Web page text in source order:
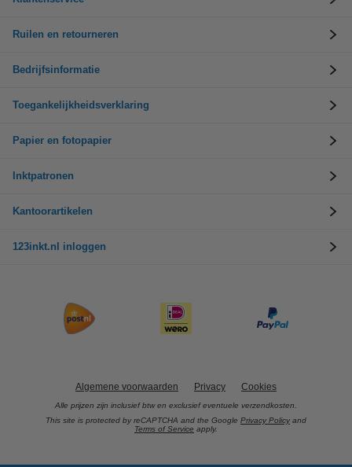
Ruilen en retourneren
Bedrijfsinformatie
Toegankelijkheidsverklaring
Papier en fotopapier
Inktpatronen
Kantoorartikelen
123inkt.nl inloggen
Algemene voorwaarden Privacy Cookies
Alle prijzen zijn inclusief btw en exclusief eventuele verzendkosten.
This site is protected by reCAPTCHA and the Google Privacy Policy and
Terms of Service apply.